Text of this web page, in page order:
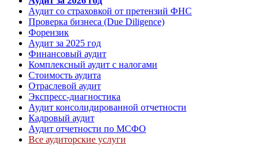
Аудит со страховкой от претензий ФНС
Проверка бизнеса (Due Diligence)
Форензик
Аудит за 2025 год
Финансовый аудит
Комплексный аудит с налогами
Стоимость аудита
Отраслевой аудит
Экспресс-диагностика
Аудит консолидированной отчетности
Кадровый аудит
Аудит отчетности по МСФО
Все аудиторские услуги